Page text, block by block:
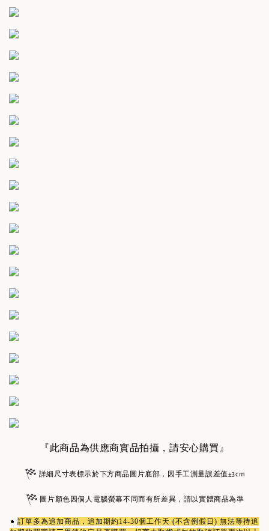
『此商品為供應商實品拍攝，請安心購買』
詳細尺寸表標示於下方商品圖片底部，因手工測量誤差值±3cm
圖片顏色因個人電腦螢幕不同而有所差異，請以實體商品為準
● 訂單多為追加商品 ，追加期約14-30個工作天 (不含例假日) 無法等待追